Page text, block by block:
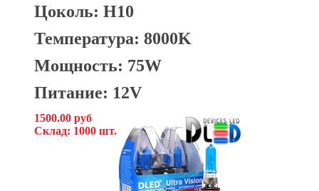
Цоколь: H10
Температура: 8000K
Мощность: 75W
Питание: 12V
1500.00 руб
Склад: 1000 шт.